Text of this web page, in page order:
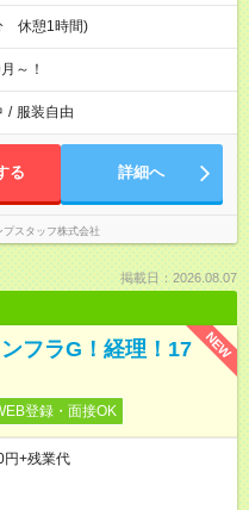
休憩1時間)
～！
/ 服装自由
る 詳細へ
プスタッフ株式会社
掲載日：2026.08.07
NEW
フラG！経理！17
登録・面接OK
+残業代